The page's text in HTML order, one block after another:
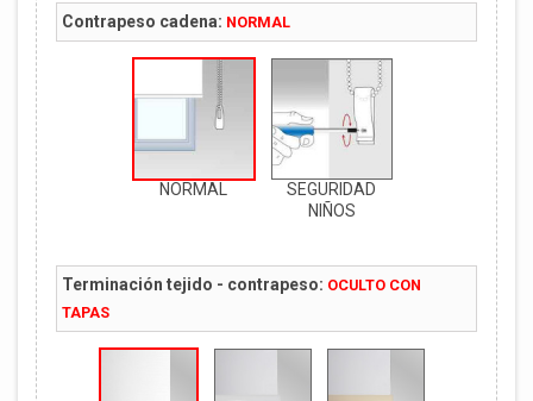
Contrapeso cadena: NORMAL
NORMAL
SEGURIDAD
NIÑOS
Terminación tejido - contrapeso: OCULTO CON
TAPAS